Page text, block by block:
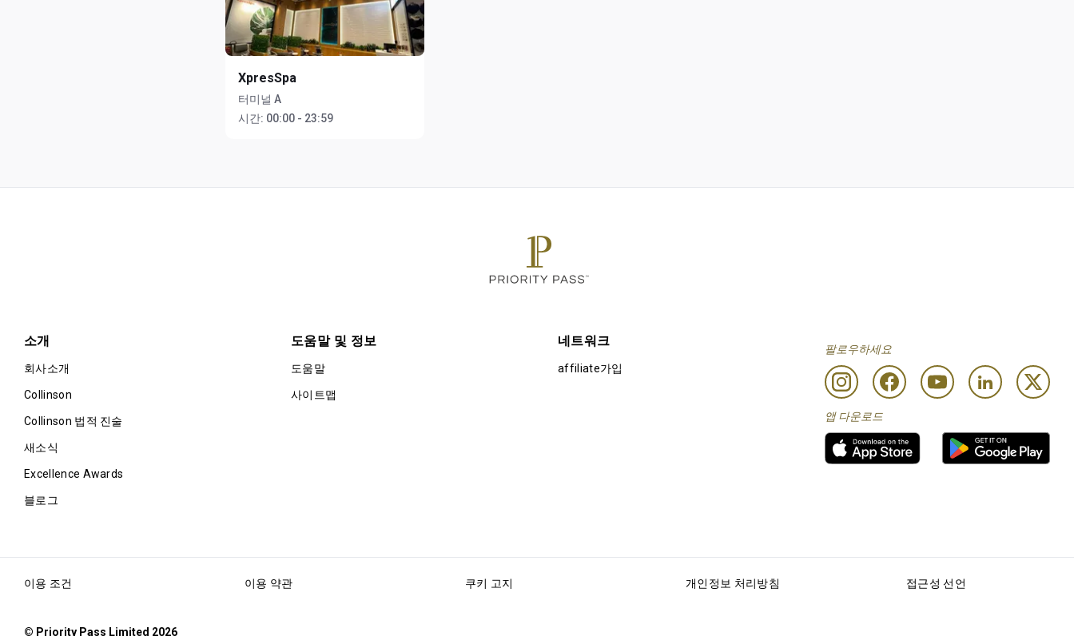
XpresSpa
터미널 A
시간: 00:00 - 23:59
소개
회사소개
Collinson
Collinson 법적 진술
새소식
Excellence Awards
블로그
도움말 및 정보
도움말
사이트맵
네트워크
affiliate가입
팔로우하세요
앱 다운로드
이용 조건 이용 약관 쿠키 고지 개인정보 처리방침 접근성 선언
© Priority Pass Limited 2026